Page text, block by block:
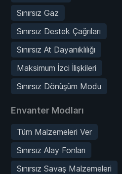
Sınırsız Gaz
Sınırsız Destek Çağrıları
Sınırsız At Dayanıklılığı
Maksimum İzci İlişkileri
Sınırsız Dönüşüm Modu
Envanter Modları
Tüm Malzemeleri Ver
Sınırsız Alay Fonları
Sınırsız Savaş Malzemeleri